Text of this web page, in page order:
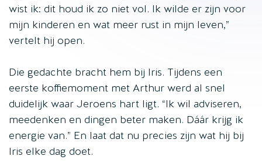
wist ik: dit houd ik zo niet vol. Ik wilde er zijn voor
mijn kinderen en wat meer rust in mijn leven,”
vertelt hij open.
Die gedachte bracht hem bij Iris. Tijdens een
eerste koffiemoment met Arthur werd al snel
duidelijk waar Jeroens hart ligt. “Ik wil adviseren,
meedenken en dingen beter maken. Dáár krijg ik
energie van.” En laat dat nu precies zijn wat hij bij
Iris elke dag doet.